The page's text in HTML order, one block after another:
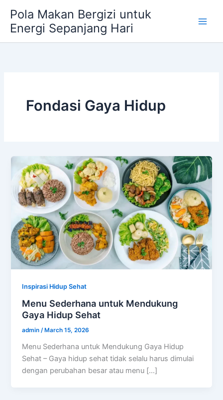
content
Pola Makan Bergizi untuk
Energi Sepanjang Hari
Fondasi Gaya Hidup
Inspirasi Hidup Sehat
Menu Sederhana untuk Mendukung
Gaya Hidup Sehat
admin/ March 15, 2026
Menu Sederhana untuk Mendukung Gaya Hidup
Sehat – Gaya hidup sehat tidak selalu harus dimulai
dengan perubahan besar atau menu […]